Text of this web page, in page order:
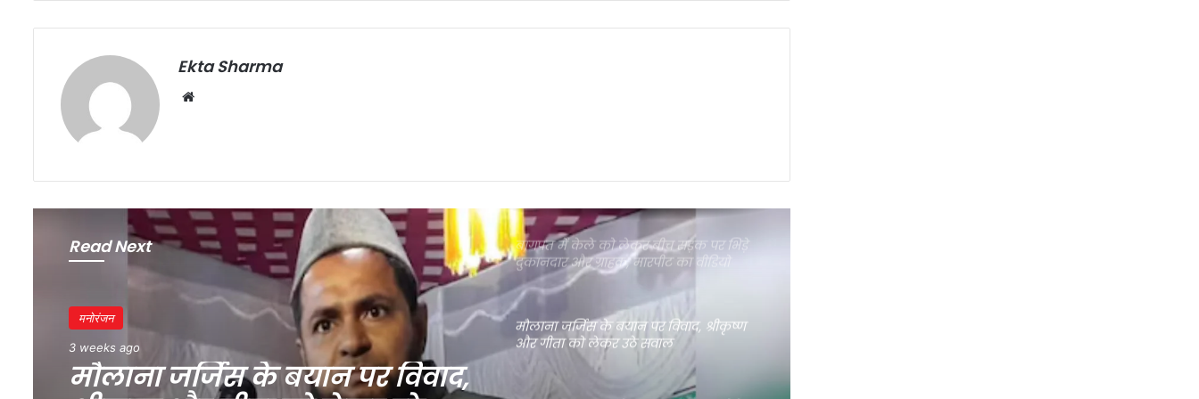
Ekta Sharma
Read Next
मनोरंजन
3 weeks ago
मनोरंजन
4 weeks ago
दिल्ली में गुरु रंधावा के जिम पर फायरिंग,
दुकानदार और ग्राहक, मारपीट का वीडियो
मौलाना जर्जिस के बयान पर विवाद, श्रीकृष्ण
और गीता को लेकर उठे सवाल
भगवंत मान का कांग्रेस पर बड़ा हमला, बोले-
मुख्यमंत्री बनने से पहले ही कुर्सी की लड़ाई शुरू